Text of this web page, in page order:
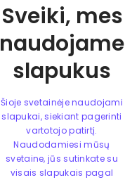
Sveiki, mes
naudojame
slapukus
Šioje svetainėje naudojami
slapukai, siekiant pagerinti
vartotojo patirtį.
Naudodamiesi mūsų
svetaine, jūs sutinkate su
visais slapukais pagal